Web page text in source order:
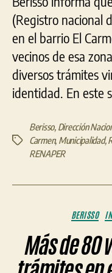
(Registro nacional
en el barrio El
vecinos de esa
diversos trámites
identidad. En este
Etiquetas
Berisso, Dirección
Carmen, Municipalidad,
RENAPER
BERISSO
Más de 80